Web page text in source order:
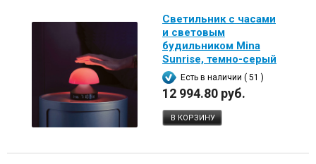
Светильник с часами
и световым
будильником Mina
Sunrise, темно-серый
Есть в наличии ( 51 )
12 994.80 руб.
В КОРЗИНУ